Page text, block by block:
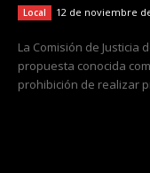
Local 12 de noviembre
La Comisión de Justicia
propuesta conocida
prohibición de realizar